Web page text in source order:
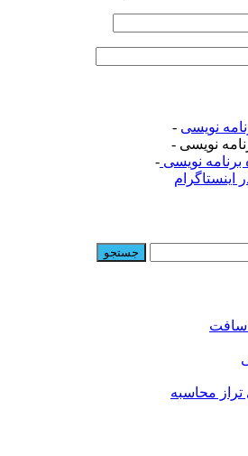
-
-
-
سافت
محاسبه